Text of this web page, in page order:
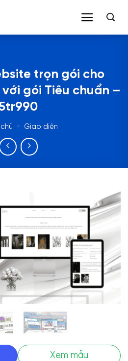
trọn gói cho
gói Tiêu chuẩn –
» Giao diện
Xem mẫu